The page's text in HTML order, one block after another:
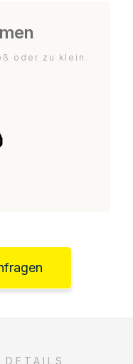
oder zu klein.